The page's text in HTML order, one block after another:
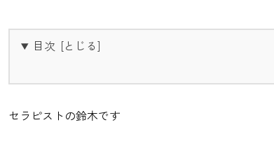
目次
セラピストの鈴木です